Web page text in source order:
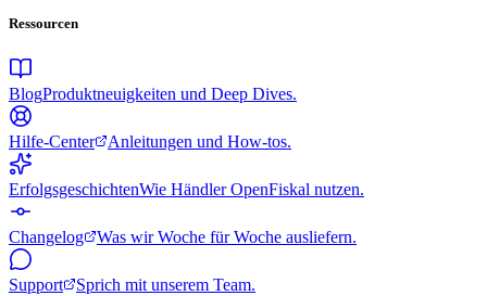
Ressourcen
BlogProduktneuigkeiten und Deep Dives.
Hilfe-Center Anleitungen und How-tos.
ErfolgsgeschichtenWie Händler OpenFiskal nutzen.
Changelog Was wir Woche für Woche ausliefern.
Support Sprich mit unserem Team.